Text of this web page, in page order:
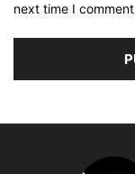
next time I